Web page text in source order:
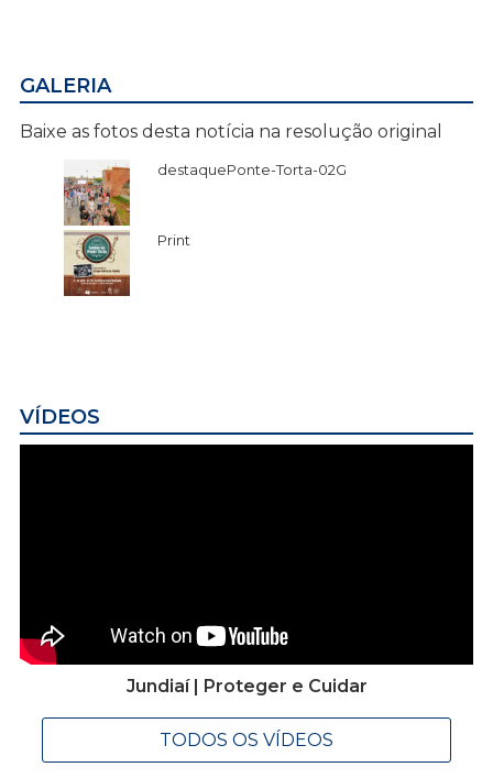
GALERIA
Baixe as fotos desta notícia na resolução original
destaquePonte-Torta-02G
Print
VÍDEOS
Jundiaí | Proteger e Cuidar
TODOS OS VÍDEOS